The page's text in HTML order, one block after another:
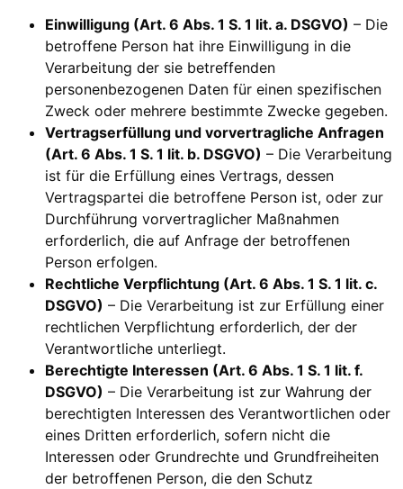
Einwilligung (Art. 6 Abs. 1 S. 1 lit. a. DSGVO) – Die
betroffene Person hat ihre Einwilligung in die
Verarbeitung der sie betreffenden
personenbezogenen Daten für einen spezifischen
Zweck oder mehrere bestimmte Zwecke gegeben.
Vertragserfüllung und vorvertragliche Anfragen
(Art. 6 Abs. 1 S. 1 lit. b. DSGVO) – Die Verarbeitung
ist für die Erfüllung eines Vertrags, dessen
Vertragspartei die betroffene Person ist, oder zur
Durchführung vorvertraglicher Maßnahmen
erforderlich, die auf Anfrage der betroffenen
Person erfolgen.
Rechtliche Verpflichtung (Art. 6 Abs. 1 S. 1 lit. c.
DSGVO) – Die Verarbeitung ist zur Erfüllung einer
rechtlichen Verpflichtung erforderlich, der der
Verantwortliche unterliegt.
Berechtigte Interessen (Art. 6 Abs. 1 S. 1 lit. f.
DSGVO) – Die Verarbeitung ist zur Wahrung der
berechtigten Interessen des Verantwortlichen oder
eines Dritten erforderlich, sofern nicht die
Interessen oder Grundrechte und Grundfreiheiten
der betroffenen Person, die den Schutz